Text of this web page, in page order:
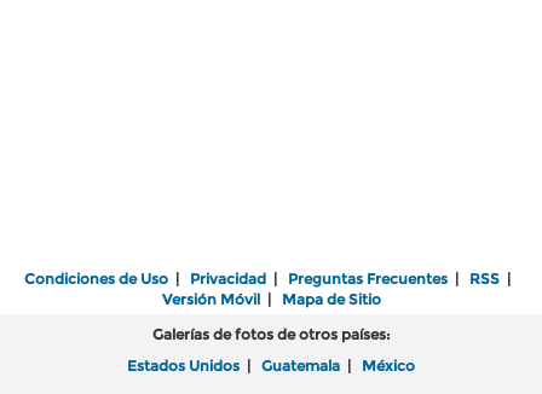
Condiciones de Uso | Privacidad | Preguntas Frecuentes | RSS |
Versión Móvil| Mapa de Sitio
Galerías de fotos de otros países:
Estados Unidos | Guatemala | México